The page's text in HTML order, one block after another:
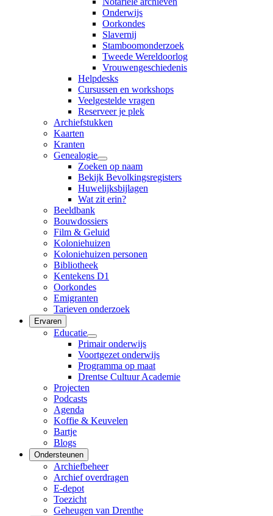
Onderwijs
Oorkondes
Slavernij
Stamboomonderzoek
Tweede Wereldoorlog
Vrouwengeschiedenis
Helpdesks
Cursussen en workshops
Veelgestelde vragen
Reserveer je plek
Archiefstukken
Kaarten
Kranten
Genealogie
Zoeken op naam
Bekijk Bevolkingsregisters
Huwelijksbijlagen
Wat zit erin?
Beeldbank
Bouwdossiers
Film & Geluid
Koloniehuizen
Koloniehuizen personen
Bibliotheek
Kentekens D1
Oorkondes
Emigranten
Tarieven onderzoek
Ervaren
Educatie
Primair onderwijs
Voortgezet onderwijs
Programma op maat
Drentse Cultuur Academie
Projecten
Podcasts
Agenda
Koffie & Keuvelen
Bartje
Blogs
Ondersteunen
Archiefbeheer
Archief overdragen
E-depot
Toezicht
Geheugen van Drenthe